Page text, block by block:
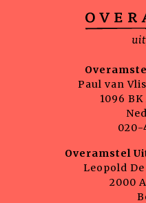
Paul van
1096
020-
Overamstel
Leopold De
2000